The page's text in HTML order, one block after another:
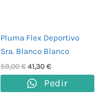
Pluma Flex Deportivo
Sra. Blanco Blanco
59,00€ 41,30 €
Pedir